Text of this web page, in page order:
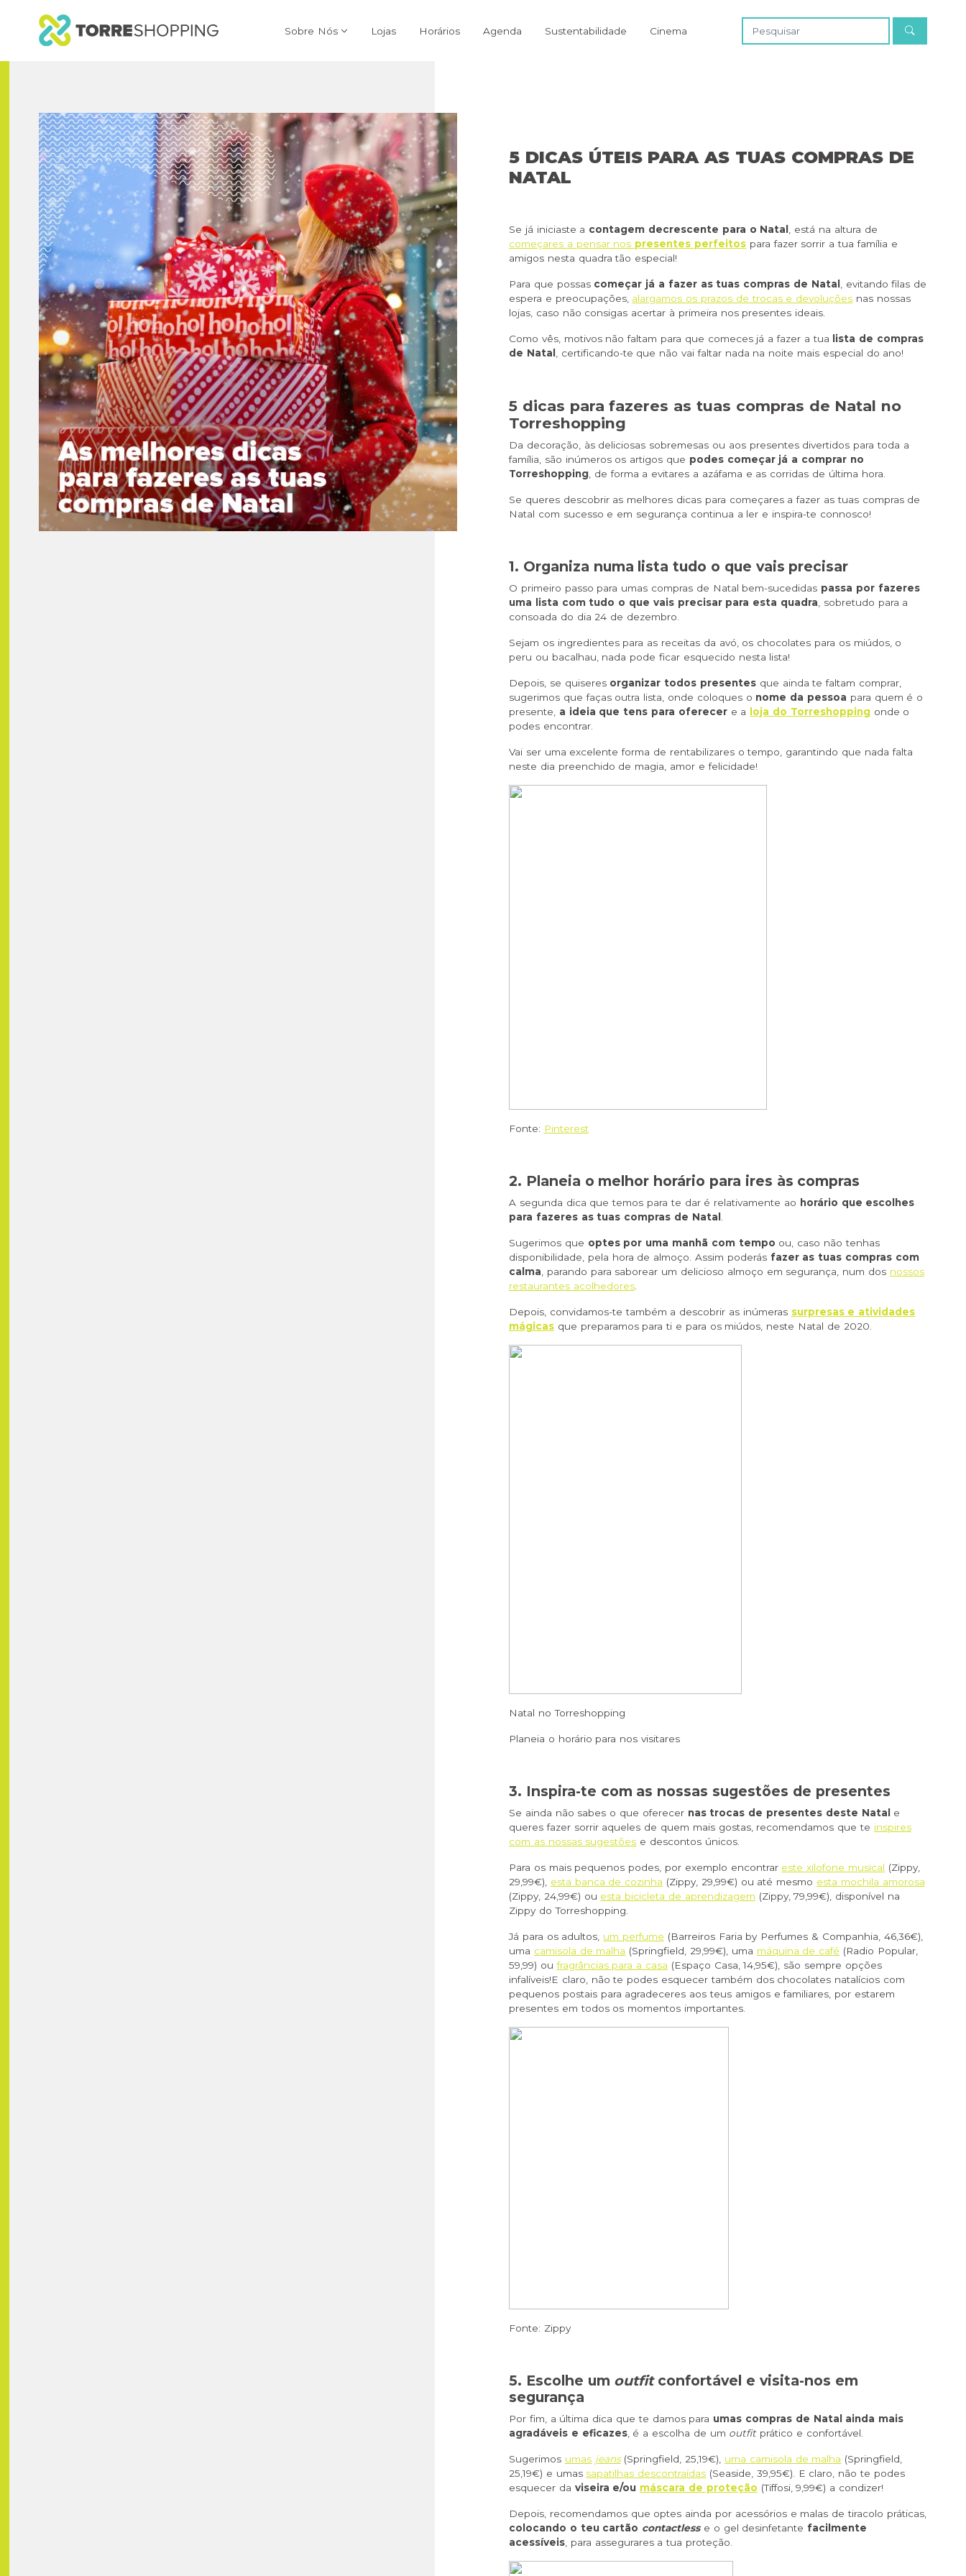
Sobre Nós Lojas Horários Agenda Sustentabilidade Cinema
5 DICAS ÚTEIS PARA AS TUAS COMPRAS DE
NATAL
Se já iniciaste a contagem decrescente para o Natal , está na altura de
começares a pensar nos presentes perfeitos para fazer sorrir a tua família e
amigos nesta quadra tão especial!
Para que possascomeçar já a fazer as tuas compras de Natal , evitando filas de
espera e preocupações, alargamos os prazos de trocas e devoluções nas nossas
lojas, caso não consigas acertar à primeira nos presentes ideais.
Como vês, motivos não faltam para que comeces já a fazer a tua
lista de compras
de Natal , certificando-te que não vai faltar nada na noite mais especial do ano!
5 dicas para fazeres as tuas compras de Natal no
Torreshopping
Da decoração, às deliciosas sobremesas ou aos presentes divertidos para toda a
família, são inúmeros os artigos que podes começar já a comprar no
Torreshopping, de forma a evitares a azáfama e as corridas de última hora.
Se queres descobrir as melhores dicas para começares a fazer as tuas compras de
Natal com sucesso e em segurança continua a ler e inspira-te connosco!
1. Organiza numa lista tudo o que vais precisar
O primeiro passo para umas compras de Natal bem-sucedidas passa por fazeres
uma lista com tudo o que vais precisar para esta quadra, sobretudo para a
consoada do dia 24 de dezembro.
Sejam os ingredientes para as receitas da avó, os chocolates para os miúdos, o
peru ou bacalhau, nada pode ficar esquecido nesta lista!
Depois, se quiseresorganizar todos presentes que ainda te faltam comprar,
sugerimos que faças outra lista, onde coloques o nome da pessoa para quem é o
presente, a ideia que tens para oferecer e a loja do Torreshoppingonde o
podes encontrar.
Vai ser uma excelente forma de rentabilizares o tempo, garantindo que nada falta
neste dia preenchido de magia, amor e felicidade!
Fonte: Pinterest
2. Planeia o melhor horário para ires às compras
A segunda dica que temos para te dar é relativamente ao horário que escolhes
para fazeres as tuas compras de Natal .
Sugerimos que optes por uma manhã com tempo ou, caso não tenhas
disponibilidade, pela hora de almoço. Assim poderás fazer as tuas compras com
calma, parando para saborear um delicioso almoço em segurança, num dos nossos
restaurantes acolhedores.
Depois, convidamos-te também a descobrir as inúmeras surpresas e atividades
mágicas que preparamos para ti e para os miúdos, neste Natal de 2020.
Natal no Torreshopping
Planeia o horário para nos visitares
3. Inspira-te com as nossas sugestões de presentes
Se ainda não sabes o que oferecer nas trocas de presentes deste Natal
e
queres fazer sorrir aqueles de quem mais gostas, recomendamos que te inspires
com as nossas sugestões e descontos únicos.
Para os mais pequenos podes, por exemplo encontrar este xilofone musical (Zippy,
29,99€), esta banca de cozinha (Zippy, 29,99€) ou até mesmo esta mochila amorosa
(Zippy, 24,99€) ou esta bicicleta de aprendizagem (Zippy, 79,99€), disponível na
Zippy do Torreshopping.
Já para os adultos, um perfume (Barreiros Faria by Perfumes & Companhia, 46,36€),
uma camisola de malha (Springfield, 29,99€), uma máquina de café (Radio Popular,
59,99) oufragrâncias para a casa (Espaço Casa, 14,95€), são sempre opções
infalíveis!E claro, não te podes esquecer também dos chocolates natalícios com
pequenos postais para agradeceres aos teus amigos e familiares, por estarem
presentes em todos os momentos importantes.
Fonte: Zippy
5. Escolhe um outfitconfortável e visita-nos em
segurança
Por fim, a última dica que te damos para umas compras de Natal ainda mais
agradáveis e eficazes, é a escolha de um outfitprático e confortável.
Sugerimos umasjeans(Springfield, 25,19€), uma camisola de malha (Springfield,
25,19€) e umas sapatilhas descontraídas (Seaside, 39,95€). E claro, não te podes
esquecer da viseira e/ou máscara de proteção (Tiffosi, 9,99€) a condizer!
Depois, recomendamos que optes ainda por acessórios e malas de tiracolo práticas,
colocando o teu cartão contactless e o gel desinfetante facilmente
acessíveis, para assegurares a tua proteção.